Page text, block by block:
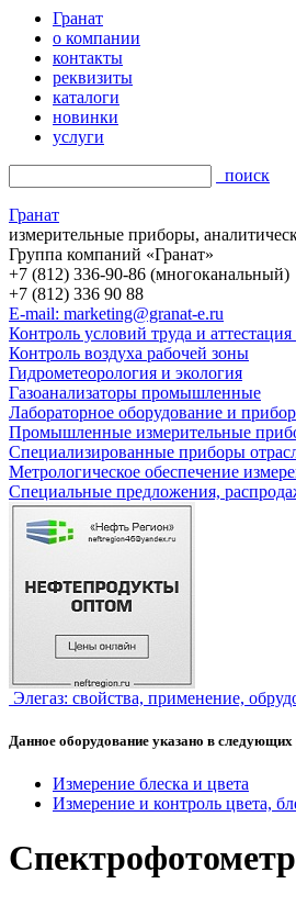
Гранат
о компании
контакты
реквизиты
каталоги
новинки
услуги
поиск
Гранат
измерительные приборы,
Группа компаний «Гранат»
+7 (812) 336-90-86 (многоканальный)
+7 (812) 336 90 88
E-mail: marketing@granat-e.ru
Контроль условий труда и
Контроль воздуха рабочей зоны
Гидрометеорология и экология
Газоанализаторы промышленные
Лабораторное оборудование и
Промышленные измерительные
Специализированные приборы
Метрологическое обеспечение
Специальные предложения,
Элегаз: свойства, применение,
Данное оборудование указано в следующих
Измерение блеска и цвета
Измерение и контроль цвета,